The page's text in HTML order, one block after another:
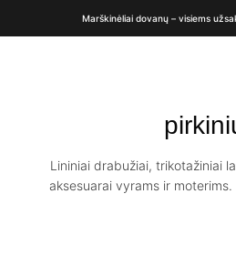
Marškinėliai dovanų – visiems
Lininiai drabužiai, trikotažiniai
aksesuarai vyrams ir